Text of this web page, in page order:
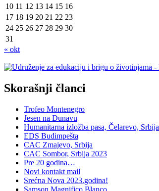
10 11 12 13 14 15 16
17 18 19 20 21 22 23
24 25 26 27 28 29 30
31
« okt
Skorašnji članci
Trofeo Montenegro
Jesen na Dunavu
Humanitarna izložba pasa, Čelarevo, Srbija
EDS Budimpešta
CAC Zmajevo, Srbija
CAC Sombor, Srbija 2023
Pre 20 godina…
Novi kontakt mail
Srećna Nova 2023.godina!
Samson Magnifico Blanco